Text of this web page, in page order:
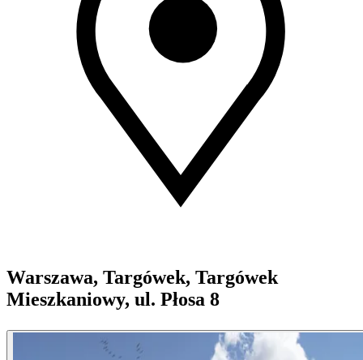
Warszawa, Targówek, Targówek
Mieszkaniowy, ul. Płosa 8